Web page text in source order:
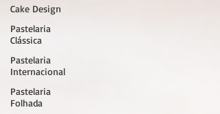
Cake Design
Pastelaria
Clássica
Pastelaria
Internacional
Pastelaria
Folhada